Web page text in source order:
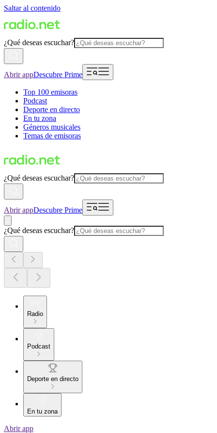
Saltar al contenido
¿Qué deseas escuchar?
Abrir appDescubre Prime
Top 100 emisoras
Podcast
Deporte en directo
En tu zona
Géneros musicales
Temas de emisoras
¿Qué deseas escuchar?
Abrir appDescubre Prime
¿Qué deseas escuchar?
Radio
Podcast
Deporte en directo
En tu zona
Abrir app